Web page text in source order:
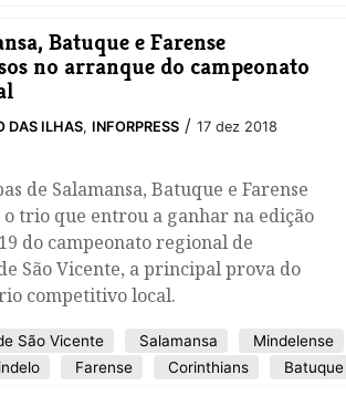
Batuque e Farense
no arranque do campeonato
DAS ILHAS, INFORPRESS / 17 dez 2018
de Salamansa, Batuque e Farense
trio que entrou a ganhar na edição
do campeonato regional de
São Vicente, a principal prova do
competitivo local.
São Vicente Salamansa
Mindelense
Farense Corinthians Batuque